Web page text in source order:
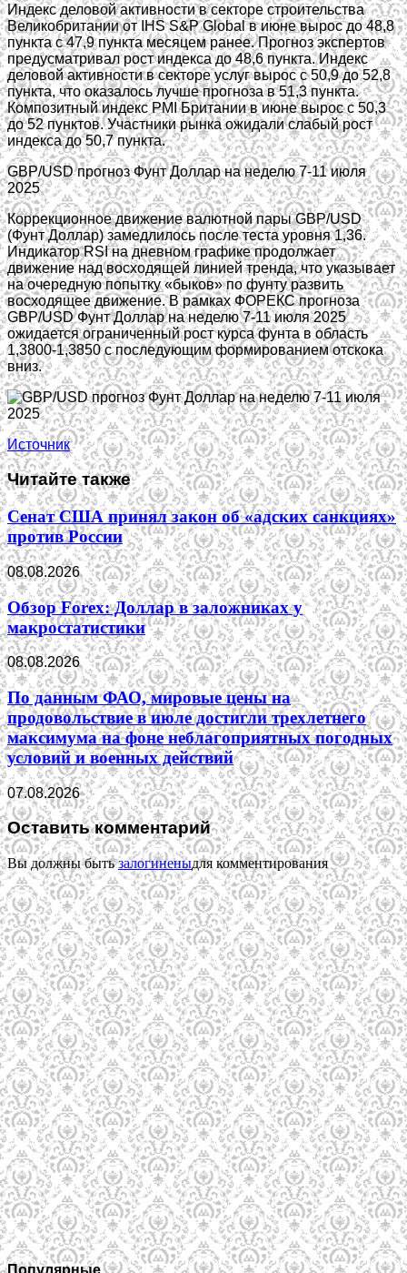
Индекс деловой активности в секторе строительства
Великобритании от IHS S&P Global в июне вырос до 48,8
пункта с 47,9 пункта месяцем ранее. Прогноз экспертов
предусматривал рост индекса до 48,6 пункта. Индекс
деловой активности в секторе услуг вырос с 50,9 до 52,8
пункта, что оказалось лучше прогноза в 51,3 пункта.
Композитный индекс PMI Британии в июне вырос с 50,3
до 52 пунктов. Участники рынка ожидали слабый рост
индекса до 50,7 пункта.
GBP/USD прогноз Фунт Доллар на неделю 7-11 июля
2025
Коррекционное движение валютной пары GBP/USD
(Фунт Доллар) замедлилось после теста уровня 1,36.
Индикатор RSI на дневном графике продолжает
движение над восходящей линией тренда, что указывает
на очередную попытку «быков» по фунту развить
восходящее движение. В рамках ФОРЕКС прогноза
GBP/USD Фунт Доллар на неделю 7-11 июля 2025
ожидается ограниченный рост курса фунта в область
1,3800-1,3850 с последующим формированием отскока
вниз.
Источник
Читайте также
Сенат США принял закон об «адских санкциях»
против России
08.08.2026
Обзор Forex: Доллар в заложниках у
макростатистики
08.08.2026
По данным ФАО, мировые цены на
продовольствие в июле достигли трехлетнего
максимума на фоне неблагоприятных погодных
условий и военных действий
07.08.2026
Оставить комментарий
Вы должны бытьзалогиненыдля комментирования
Популярные